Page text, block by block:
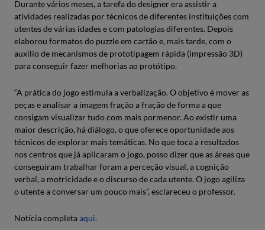
Durante vários meses, a tarefa do designer era assistir a
atividades realizadas por técnicos de diferentes instituições com
utentes de várias idades e com patologias diferentes. Depois
elaborou formatos do puzzle em cartão e, mais tarde, com o
auxílio de mecanismos de prototipagem rápida (impressão 3D)
para conseguir fazer melhorias ao protótipo.
“A prática do jogo estimula a verbalização. O objetivo é mover as
peças e analisar a imagem fração a fração de forma a que
consigam visualizar tudo com mais pormenor. Ao existir uma
maior descrição, há diálogo, o que oferece oportunidade aos
técnicos de explorar mais temáticas. No que toca a resultados
nos centros que já aplicaram o jogo, posso dizer que as áreas que
conseguiram trabalhar foram a perceção visual, a cognição
verbal, a motricidade e o discurso de cada utente. O jogo agiliza
o utente a conversar um pouco mais”, esclareceu o professor.
Notícia completaaqui.